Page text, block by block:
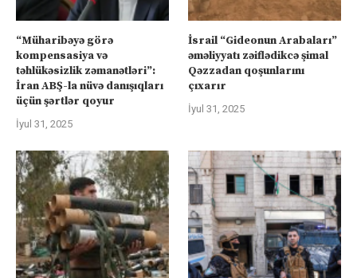
“Müharibəyə görə
kompensasiya və
təhlükəsizlik zəmanətləri”:
İran ABŞ-la nüvə danışıqları
üçün şərtlər qoyur
İyul 31, 2025
İsrail “Gideonun Arabaları”
əməliyyatı zəiflədikcə şimal
Qəzzadan qoşunlarını
çıxarır
İyul 31, 2025